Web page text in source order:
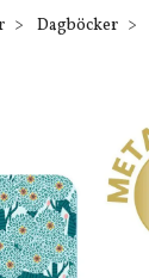
Dagböcker